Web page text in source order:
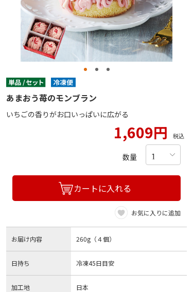
あまおう苺のモンブラン
いちごの香りがお口いっぱいに広がる
1,609円 税込
数量
カートに入れる
お気に入りに追加
お届け内容 260g（４個）
日持ち 冷凍45日目安
加工地 日本